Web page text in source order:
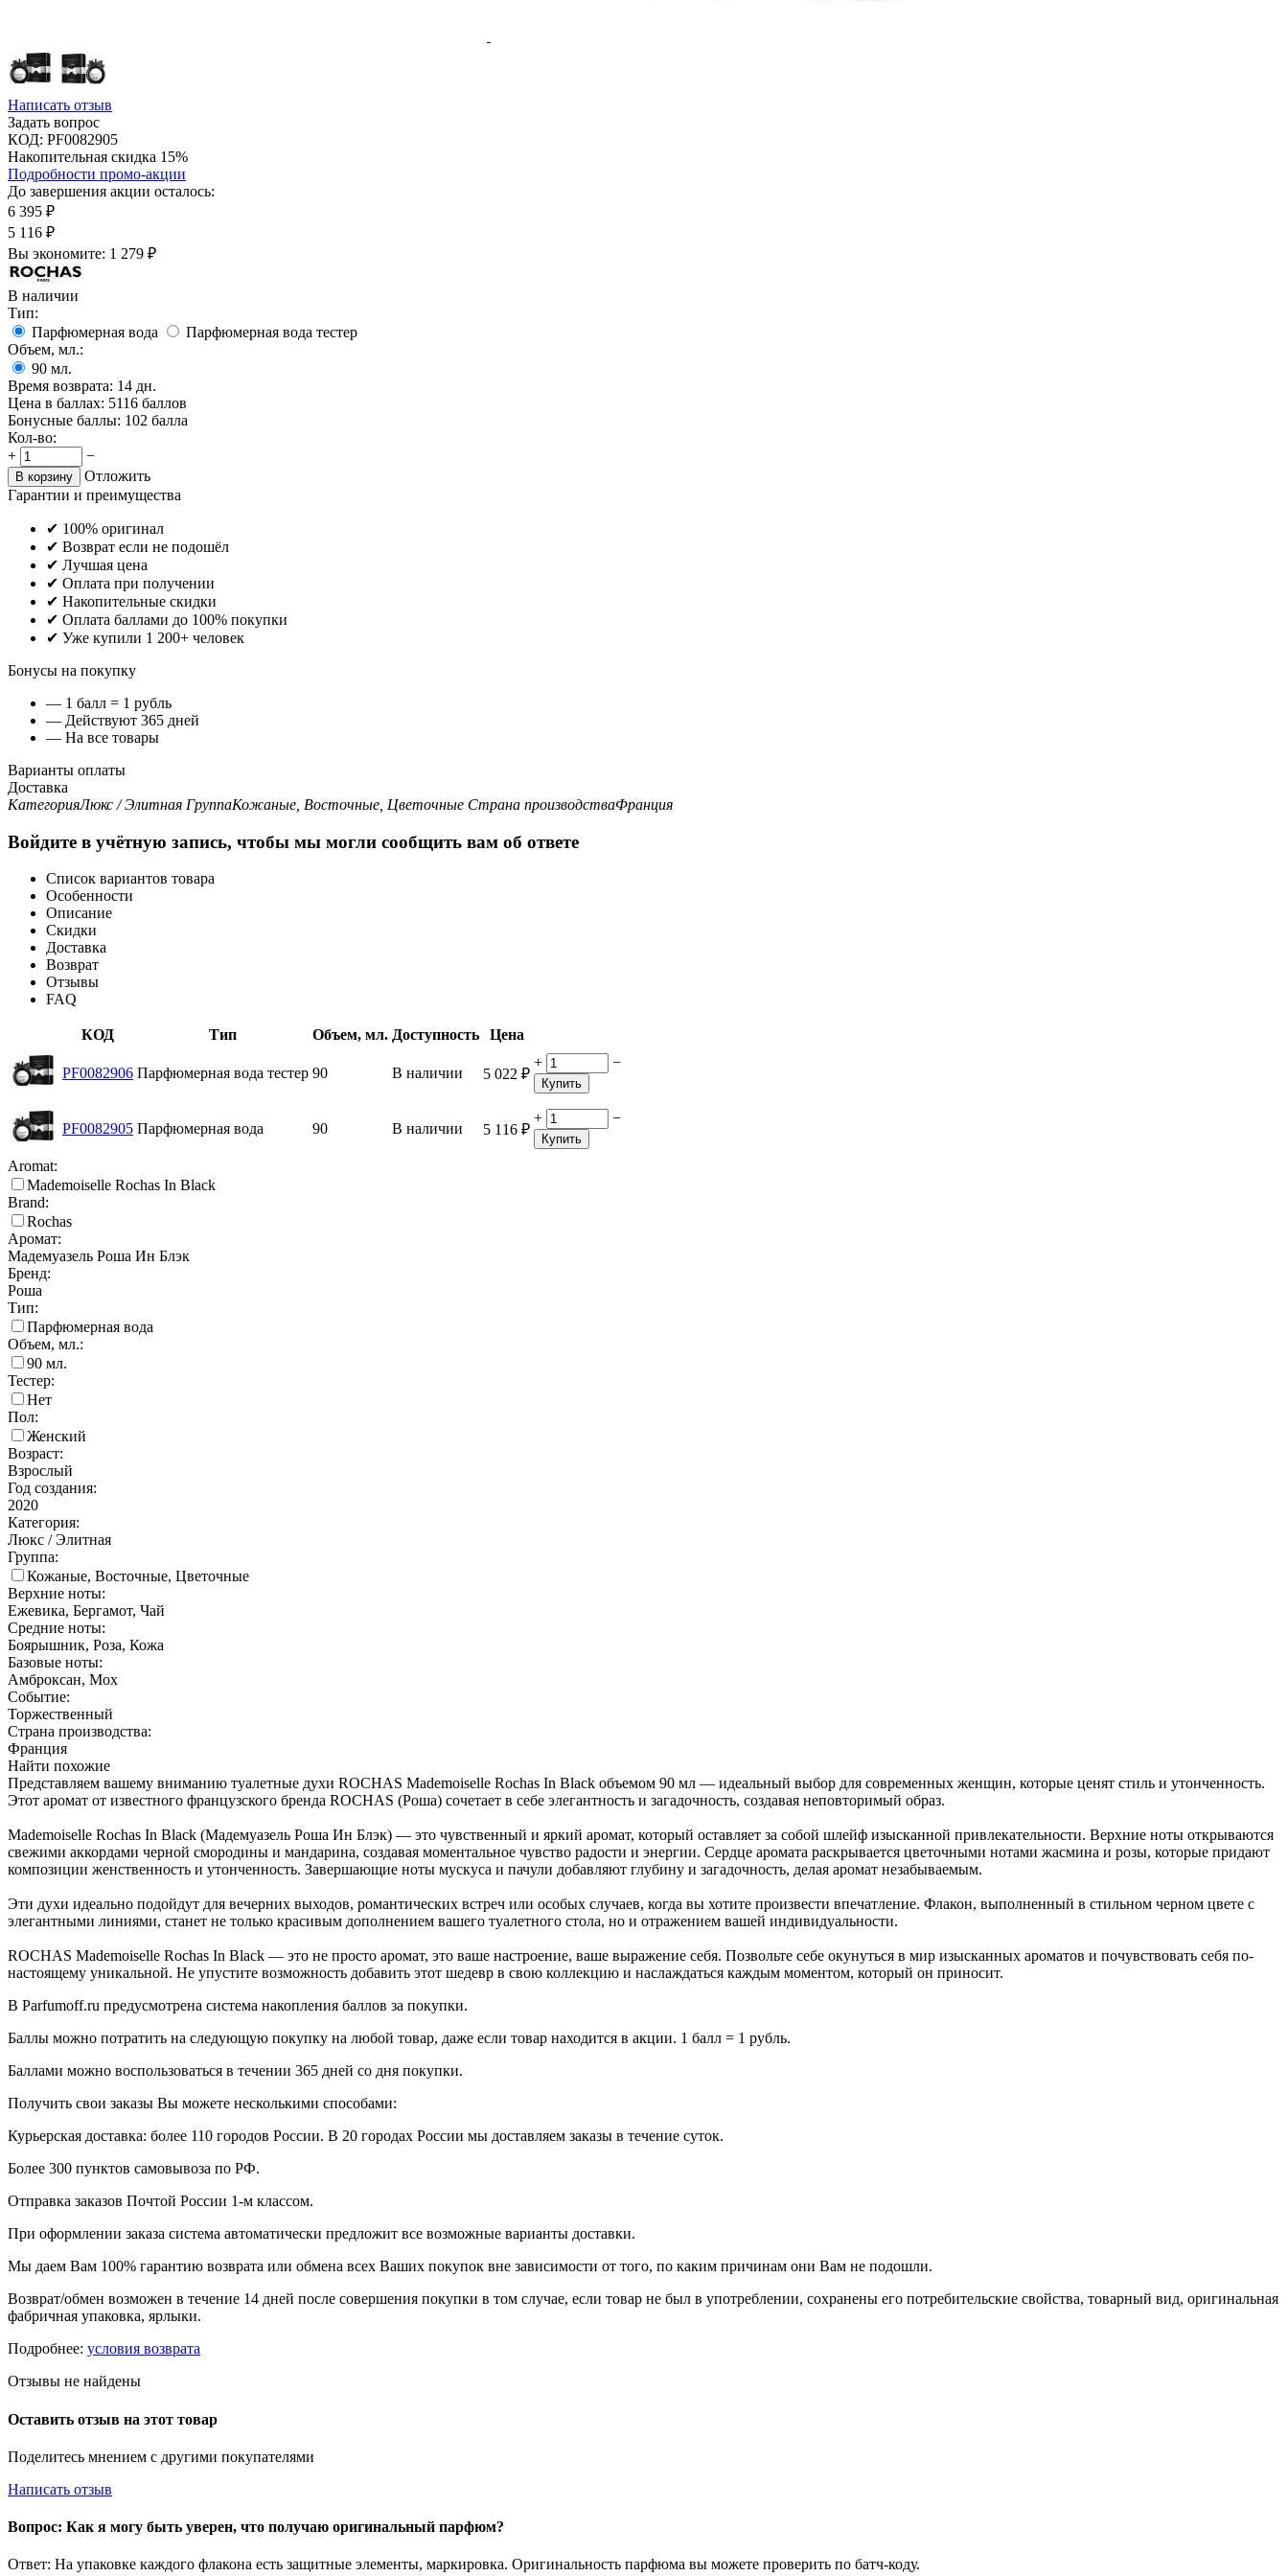
Написать отзыв
Задать вопрос
КОД: PF0082905
Накопительная скидка 15%
Подробности промо-акции
До завершения акции осталось:
6 395 ₽
5 116 ₽
Вы экономите: 1 279 ₽
В наличии
Тип:
Парфюмерная вода
Парфюмерная вода тестер
Объем, мл.:
90 мл.
Время возврата: 14 дн.
Цена в баллах: 5116 баллов
Бонусные баллы: 102 балла
Кол-во:
+
−
В корзину
Отложить
Гарантии и преимущества
✔ 100% оригинал
✔ Возврат если не подошёл
✔ Лучшая цена
✔ Оплата при получении
✔ Накопительные скидки
✔ Оплата баллами до 100% покупки
✔ Уже купили 1 200+ человек
Бонусы на покупку
— 1 балл = 1 рубль
— Действуют 365 дней
— На все товары
Варианты оплаты
Доставка
КатегорияЛюкс / Элитная ГруппаКожаные, Восточные, Цветочные Страна производстваФранция
Войдите в учётную запись, чтобы мы могли сообщить вам об ответе
Список вариантов товара
Особенности
Описание
Скидки
Доставка
Возврат
Отзывы
FAQ
КОД Тип Объем, мл. Доступность Цена
PF0082906 Парфюмерная вода тестер 90 В наличии 5 022 ₽
+ −
Купить
PF0082905 Парфюмерная вода 90 В наличии 5 116 ₽
+ −
Купить
Aromat:
Mademoiselle Rochas In Black
Brand:
Rochas
Аромат:
Мадемуазель Роша Ин Блэк
Бренд:
Роша
Тип:
Парфюмерная вода
Объем, мл.:
90 мл.
Тестер:
Нет
Пол:
Женский
Возраст:
Взрослый
Год создания:
2020
Категория:
Люкс / Элитная
Группа:
Кожаные, Восточные, Цветочные
Верхние ноты:
Ежевика, Бергамот, Чай
Средние ноты:
Боярышник, Роза, Кожа
Базовые ноты:
Амброксан, Мох
Событие:
Торжественный
Страна производства:
Франция
Найти похожие
Представляем вашему вниманию туалетные духи ROCHAS Mademoiselle Rochas In Black объемом 90 мл — идеальный выбор для современных женщин, которые ценят стиль и утонченность.
Этот аромат от известного французского бренда ROCHAS (Роша) сочетает в себе элегантность и загадочность, создавая неповторимый образ.
Mademoiselle Rochas In Black (Мадемуазель Роша Ин Блэк) — это чувственный и яркий аромат, который оставляет за собой шлейф изысканной привлекательности. Верхние ноты открываются
свежими аккордами черной смородины и мандарина, создавая моментальное чувство радости и энергии. Сердце аромата раскрывается цветочными нотами жасмина и розы, которые придают
композиции женственность и утонченность. Завершающие ноты мускуса и пачули добавляют глубину и загадочность, делая аромат незабываемым.
Эти духи идеально подойдут для вечерних выходов, романтических встреч или особых случаев, когда вы хотите произвести впечатление. Флакон, выполненный в стильном черном цвете с
элегантными линиями, станет не только красивым дополнением вашего туалетного стола, но и отражением вашей индивидуальности.
ROCHAS Mademoiselle Rochas In Black — это не просто аромат, это ваше настроение, ваше выражение себя. Позвольте себе окунуться в мир изысканных ароматов и почувствовать себя по-
настоящему уникальной. Не упустите возможность добавить этот шедевр в свою коллекцию и наслаждаться каждым моментом, который он приносит.
В Parfumoff.ru предусмотрена система накопления баллов за покупки.
Баллы можно потратить на следующую покупку на любой товар, даже если товар находится в акции. 1 балл = 1 рубль.
Баллами можно воспользоваться в течении 365 дней со дня покупки.
Получить свои заказы Вы можете несколькими способами:
Курьерская доставка: более 110 городов России. В 20 городах России мы доставляем заказы в течение суток.
Более 300 пунктов самовывоза по РФ.
Отправка заказов Почтой России 1-м классом.
При оформлении заказа система автоматически предложит все возможные варианты доставки.
Мы даем Вам 100% гарантию возврата или обмена всех Ваших покупок вне зависимости от того, по каким причинам они Вам не подошли.
Возврат/обмен возможен в течение 14 дней после совершения покупки в том случае, если товар не был в употреблении, сохранены его потребительские свойства, товарный вид, оригинальная
фабричная упаковка, ярлыки.
Подробнее: условия возврата
Отзывы не найдены
Оставить отзыв на этот товар
Поделитесь мнением с другими покупателями
Написать отзыв
Вопрос: Как я могу быть уверен, что получаю оригинальный парфюм?
Ответ: На упаковке каждого флакона есть защитные элементы, маркировка. Оригинальность парфюма вы можете проверить по батч-коду.